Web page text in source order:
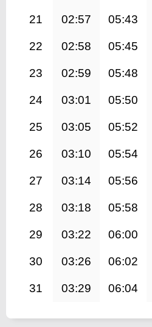
21 02:57 05:43
22 02:58 05:45
23 02:59 05:48
24 03:01 05:50
25 03:05 05:52
26 03:10 05:54
27 03:14 05:56
28 03:18 05:58
29 03:22 06:00
30 03:26 06:02
31 03:29 06:04